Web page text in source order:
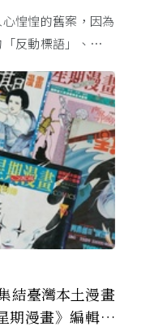
惶惶的舊案，因為
反動標語」、一段
結臺灣本土漫畫
期漫畫》編輯黃